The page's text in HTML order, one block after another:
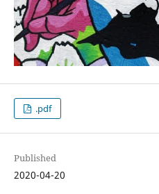
.pdf
Published
2020-04-20